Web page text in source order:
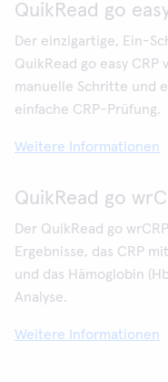
QuikRead go
Der einzigartige, Ein-
QuikRead go easy
manuelle Schritte und
einfache CRP-Prüfung.
Weitere Informationen
QuikRead go
Der QuikRead go
Ergebnisse, das CRP
und das Hämoglobin
Analyse.
Weitere Informationen